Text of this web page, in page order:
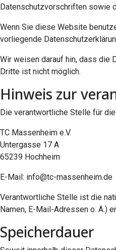
Datenschutzvorschriften sowie
Wenn Sie diese Website
vorliegende
Wir weisen darauf hin, dass die
Dritte ist nicht möglich.
Hinweis zur
Die verantwortliche Stelle für
TC Massenheim e.V.
Untergasse 17 A
65239 Hochheim
E-Mail: info@tc-massenheim.de
Verantwortliche Stelle ist die
Namen, E-Mail-Adressen o. Ä.)
Speicherdauer